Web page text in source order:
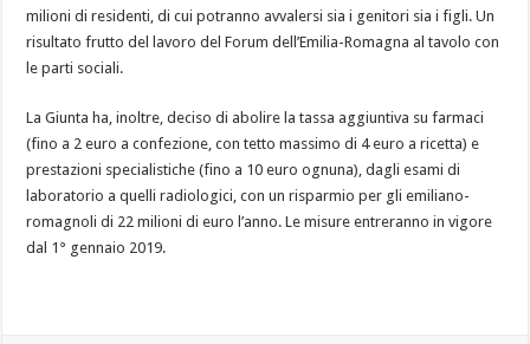
milioni di residenti, di cui potranno avvalersi sia i genitori sia i figli. Un
risultato frutto del lavoro del Forum dell’Emilia-Romagna al tavolo con
le parti sociali.
La Giunta ha, inoltre, deciso di abolire la tassa aggiuntiva su farmaci
(fino a 2 euro a confezione, con tetto massimo di 4 euro a ricetta) e
prestazioni specialistiche (fino a 10 euro ognuna), dagli esami di
laboratorio a quelli radiologici, con un risparmio per gli emiliano-
romagnoli di 22 milioni di euro l’anno. Le misure entreranno in vigore
dal 1° gennaio 2019.